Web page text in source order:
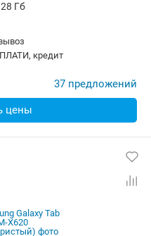
Гб
кредит
37 предложений
цены